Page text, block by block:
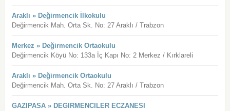
Araklı » Değirmencik İlkokulu
Değirmencik Mah. Orta Sk. No: 27 Araklı / Trabzon
Merkez » Değirmencik Ortaokulu
Değirmencik Köyü No: 133a İç Kapı No: 2 Merkez / Kırklareli
Araklı » Değirmencik Ortaokulu
Değirmencik Mah. Orta Sk. No: 27 Araklı / Trabzon
GAZIPASA » DEGIRMENCILER ECZANESI